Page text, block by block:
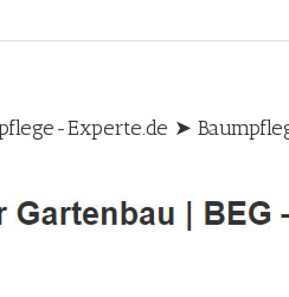
Experte.de ➤